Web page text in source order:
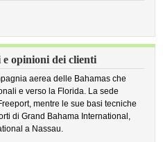
opinioni dei clienti
aerea delle Bahamas che
e verso la Florida. La sede
mentre le sue basi tecniche
di Grand Bahama International,
a Nassau.